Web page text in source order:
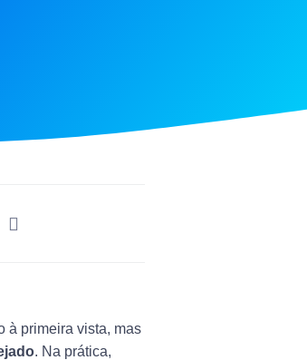
à primeira vista, mas
. Na prática,